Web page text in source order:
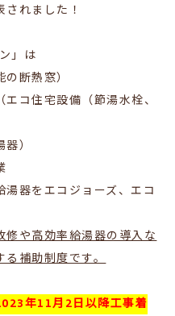
れました！
」は
断熱窓）
コ住宅設備（節湯水栓、
）
湯器をエコジョーズ、エコ
や高効率給湯器の導入な
る補助制度です。
年11月2日以降工事着